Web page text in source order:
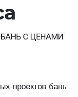
С ЦЕНАМИ
проектов бань